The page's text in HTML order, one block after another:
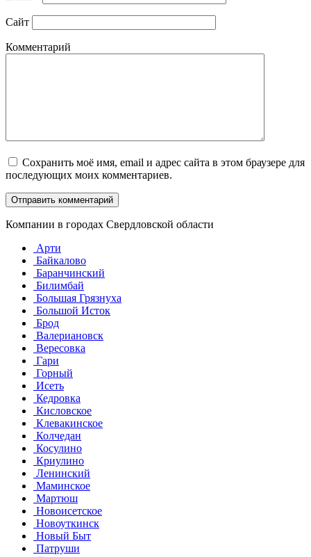
Сайт
Комментарий
Сохранить моё имя, email и адрес сайта в этом браузере для
последующих моих комментариев.
Компании в городах Свердловской области
Арти
Байкалово
Баранчинский
Билимбай
Большая Грязнуха
Большой Исток
Брод
Валериановск
Вересовка
Гари
Горный
Исеть
Кедровка
Кисловское
Клевакинское
Колчедан
Косулино
Криулино
Ленинский
Маминское
Мартюш
Новоисетское
Новоуткинск
Новый Быт
Патруши